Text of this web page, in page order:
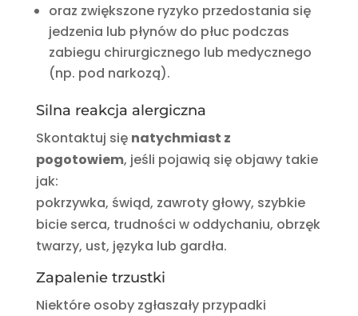
oraz zwiększone ryzyko przedostania się
jedzenia lub płynów do płuc podczas
zabiegu chirurgicznego lub medycznego
(np. pod narkozą).
Silna reakcja alergiczna
Skontaktuj się natychmiast z
pogotowiem, jeśli pojawią się objawy takie
jak:
pokrzywka, świąd, zawroty głowy, szybkie
bicie serca, trudności w oddychaniu, obrzęk
twarzy, ust, języka lub gardła.
Zapalenie trzustki
Niektóre osoby zgłaszały przypadki